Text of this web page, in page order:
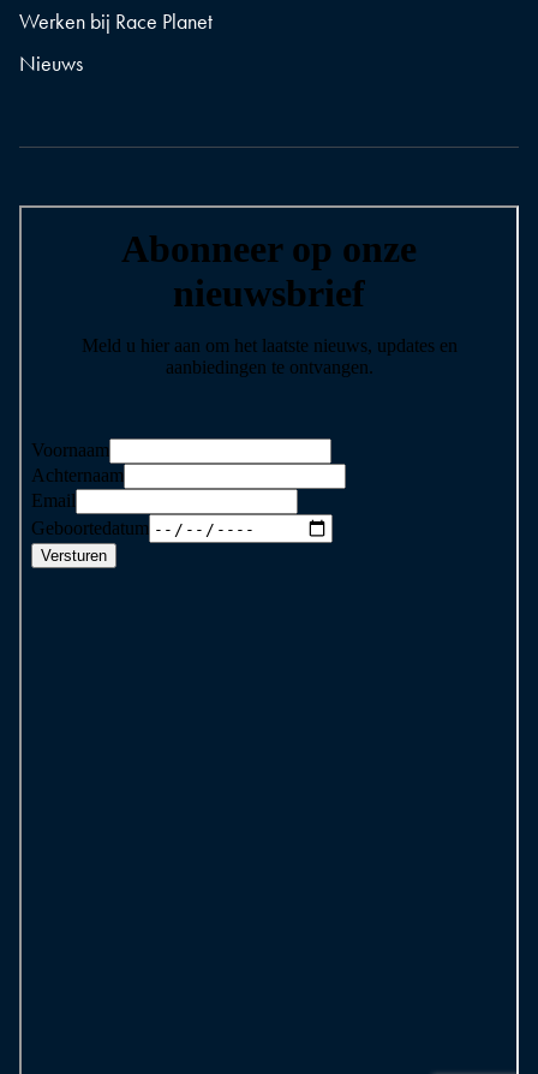
Werken bij Race Planet
Nieuws